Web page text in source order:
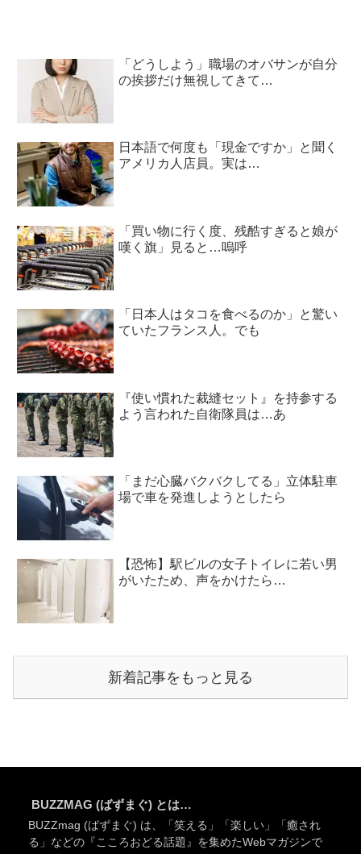
「どうしよう」職場のオバサンが自分
の挨拶だけ無視してきて…
日本語で何度も「現金ですか」と聞く
アメリカ人店員。実は…
「買い物に行く度、残酷すぎると娘が
嘆く旗」見ると…嗚呼
「日本人はタコを食べるのか」と驚い
ていたフランス人。でも
『使い慣れた裁縫セット』を持参する
よう言われた自衛隊員は…あ
「まだ心臓バクバクしてる」立体駐車
場で車を発進しようとしたら
【恐怖】駅ビルの女子トイレに若い男
がいたため、声をかけたら…
新着記事をもっと見る
BUZZMAG (ばずまぐ) とは…
BUZZmag (ばずまぐ) は、「笑える」「楽しい」「癒され
る」などの『こころおどる話題』を集めたWebマガジンで